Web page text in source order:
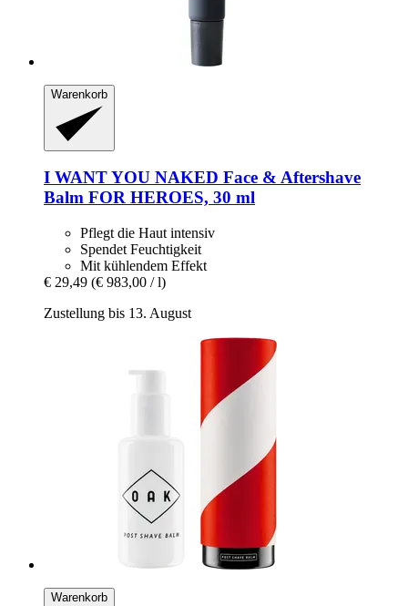
Warenkorb
I WANT YOU NAKED Face & Aftershave
Balm FOR HEROES, 30 ml
Pflegt die Haut intensiv
Spendet Feuchtigkeit
Mit kühlendem Effekt
€ 29,49 (€ 983,00 / l)
Zustellung bis 13. August
Warenkorb